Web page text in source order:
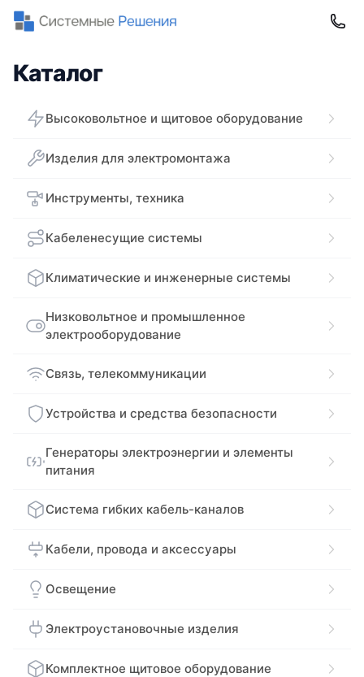
Каталог
Высоковольтное и щитовое оборудование
Изделия для электромонтажа
Инструменты, техника
Кабеленесущие системы
Климатические и инженерные системы
Низковольтное и промышленное
электрооборудование
Связь, телекоммуникации
Устройства и средства безопасности
Генераторы электроэнергии и элементы
питания
Система гибких кабель-каналов
Кабели, провода и аксессуары
Освещение
Электроустановочные изделия
Комплектное щитовое оборудование